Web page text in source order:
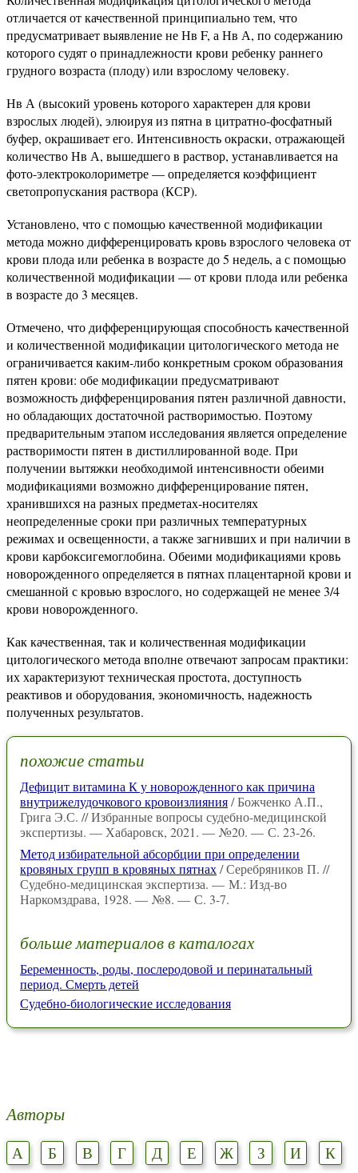
отличается от качественной принципиально тем, что
предусматривает выявление не Нв F, а Нв А, по содержанию
которого судят о принадлежности крови ребенку раннего
грудного возраста (плоду) или взрослому человеку.
Нв А (высокий уровень которого характерен для крови
взрослых людей), элюируя из пятна в цитратно-фосфатный
буфер, окрашивает его. Интенсивность окраски, отражающей
количество Нв А, вышедшего в раствор, устанавливается на
фото-электроколориметре — определяется коэффициент
светопропускания раствора (КСР).
Установлено, что с помощью качественной модификации
метода можно дифференцировать кровь взрослого человека от
крови плода или ребенка в возрасте до 5 недель, а с помощью
количественной модификации — от крови плода или ребенка
в возрасте до 3 месяцев.
Отмечено, что дифференцирующая способность качественной
и количественной модификации цитологического метода не
ограничивается каким-либо конкретным сроком образования
пятен крови: обе модификации предусматривают
возможность дифференцирования пятен различной давности,
но обладающих достаточной растворимостью. Поэтому
предварительным этапом исследования является определение
растворимости пятен в дистиллированной воде. При
получении вытяжки необходимой интенсивности обеими
модификациями возможно дифференцирование пятен,
хранившихся на разных предметах-носителях
неопределенные сроки при различных температурных
режимах и освещенности, а также загнивших и при наличии в
крови карбоксигемоглобина. Обеими модификациями кровь
новорожденного определяется в пятнах плацентарной крови и
смешанной с кровью взрослого, но содержащей не менее 3/4
крови новорожденного.
Как качественная, так и количественная модификации
цитологического метода вполне отвечают запросам практики:
их характеризуют техническая простота, доступность
реактивов и оборудования, экономичность, надежность
полученных результатов.
похожие статьи
Дефицит витамина К у новорожденного как причина
внутрижелудочкового кровоизлияния/ Божченко А.П.,
Грига Э.С. // Избранные вопросы судебно-медицинской
экспертизы. — Хабаровск, 2021. — №20. — С. 23-26.
Метод избирательной абсорбции при определении
кровяных групп в кровяных пятнах/ Серебряников П. //
Судебно-медицинская экспертиза. — М.: Изд-во
Наркомздрава, 1928. — №8. — С. 3-7.
больше материалов в каталогах
Беременность, роды, послеродовой и перинатальный
период. Смерть детей
Судебно-биологические исследования
Авторы
А Б В Г Д Е Ж З И
К